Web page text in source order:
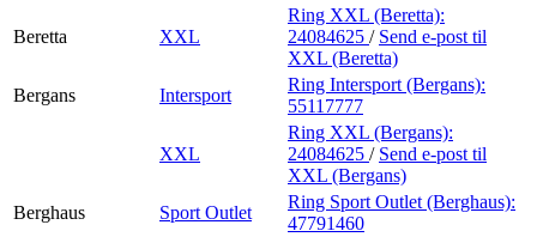
Beretta XXL
Ring XXL (Beretta):
24084625 / Send e-post til
XXL (Beretta)
Bergans
Intersport
Ring Intersport (Bergans):
55117777
XXL
Ring XXL (Bergans):
24084625 / Send e-post til
XXL (Bergans)
Berghaus
Sport Outlet
Ring Sport Outlet (Berghaus):
47791460